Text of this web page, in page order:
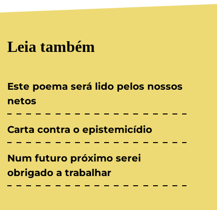
Leia também
Este poema será lido pelos nossos
netos
Carta contra o epistemicídio
Num futuro próximo serei
obrigado a trabalhar